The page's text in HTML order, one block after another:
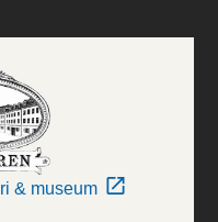
& museum